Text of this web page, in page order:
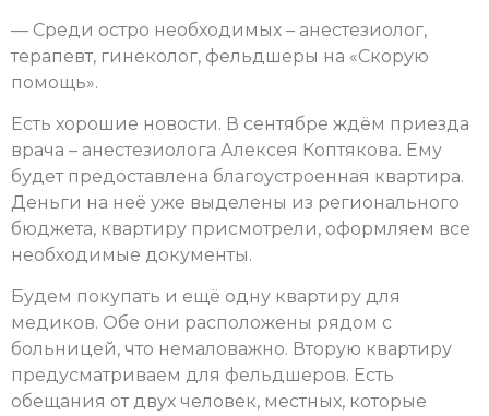
— Среди остро необходимых – анестезиолог,
терапевт, гинеколог, фельдшеры на «Скорую
помощь».
Есть хорошие новости. В сентябре ждём приезда
врача – анестезиолога Алексея Коптякова. Ему
будет предоставлена благоустроенная квартира.
Деньги на неё уже выделены из регионального
бюджета, квартиру присмотрели, оформляем все
необходимые документы.
Будем покупать и ещё одну квартиру для
медиков. Обе они расположены рядом с
больницей, что немаловажно. Вторую квартиру
предусматриваем для фельдшеров. Есть
обещания от двух человек, местных, которые